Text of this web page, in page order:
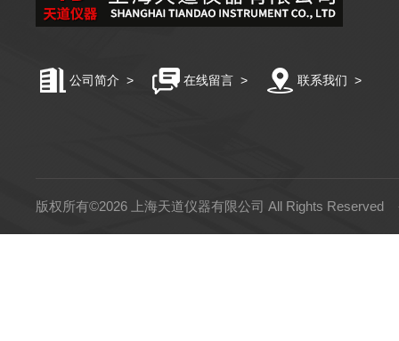
公司简介 > 在线留言 > 联系我们 >
版权所有©2026 上海天道仪器有限公司 All Rights Reserved